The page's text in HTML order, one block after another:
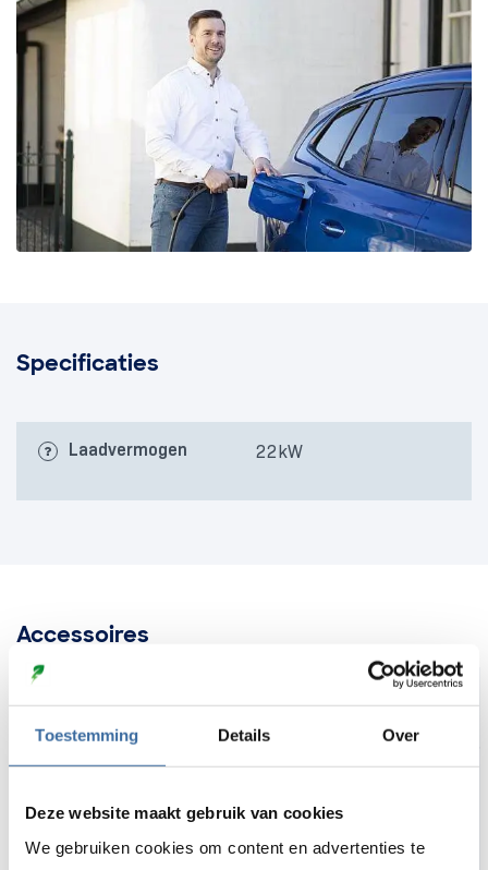
Toestemming Details Over
Deze website maakt gebruik van cookies
We gebruiken cookies om content en advertenties te
Specificaties
Laadvermogen 22kW
Accessoires
Wallbox
kabelhouder
43,48